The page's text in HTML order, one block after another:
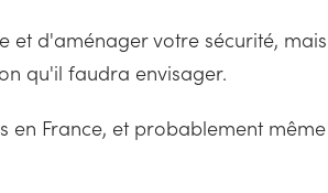
d'aménager votre sécurité,
qu'il faudra envisager.
en France, et probablement